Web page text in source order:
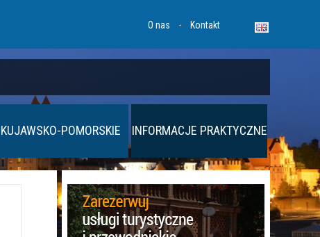
O nas Kontakt
KUJAWSKO-POMORSKIE INFORMACJE PRAKTYCZNE